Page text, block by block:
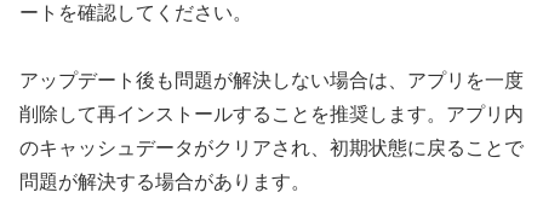
ートを確認してください。
アップデート後も問題が解決しない場合は、アプリを一度
削除して再インストールすることを推奨します。アプリ内
のキャッシュデータがクリアされ、初期状態に戻ることで
問題が解決する場合があります。